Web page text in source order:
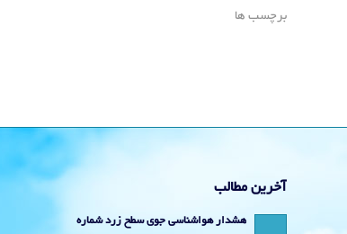
برچسب ها
آخرین مطالب
هشدار هواشناسی جوی سطح زرد شماره